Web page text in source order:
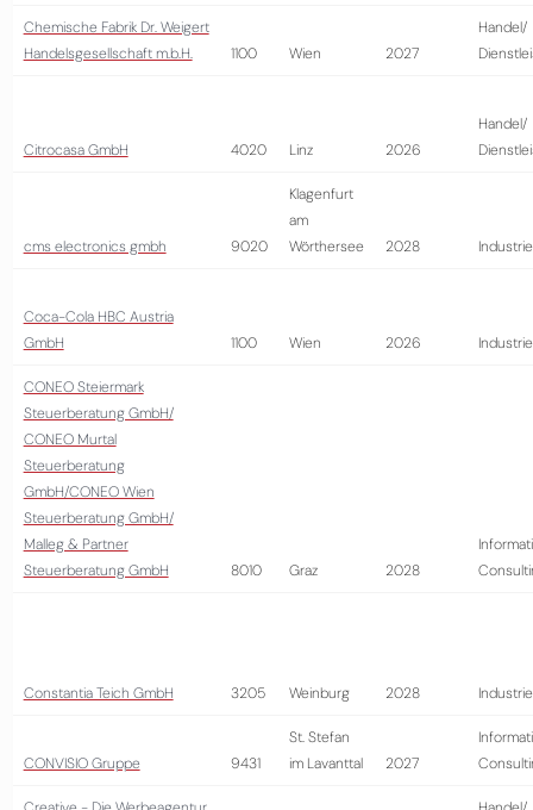
Chemische Fabrik Dr. Weigert
Handelsgesellschaft m.b.H.
1100 Wien 2027
Handel/
Citrocasa GmbH 4020 Linz 2026
Handel/
cms electronics gmbh 9020
Klagenfurt
am
Wörthersee
2028 Industrie
Coca-Cola HBC Austria
GmbH
1100 Wien 2026 Industrie
CONEO Steiermark
Steuerberatung GmbH/
CONEO Murtal
Steuerberatung
GmbH/CONEO Wien
Steuerberatung GmbH/
Malleg & Partner
Steuerberatung GmbH
8010 Graz 2028
Constantia Teich GmbH 3205 Weinburg 2028 Industrie
CONVISIO Gruppe 9431
St. Stefan
im Lavanttal
2027